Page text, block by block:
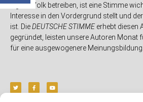
eigene Volk betreiben, ist eine Stimme
Interesse in den Vordergrund stellt und
ist. DieDEUTSCHE STIMMEerhebt diesen
gegründet, leisten unsere Autoren Monat
für eine ausgewogenere Meinungsbildung.